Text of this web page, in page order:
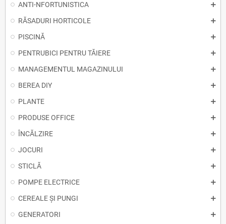
ANTI-NFORTUNISTICA
RĂSADURI HORTICOLE
PISCINĂ
PENTRUBICI PENTRU TĂIERE
MANAGEMENTUL MAGAZINULUI
BEREA DIY
PLANTE
PRODUSE OFFICE
ÎNCĂLZIRE
JOCURI
STICLĂ
POMPE ELECTRICE
CEREALE ȘI PUNGI
GENERATORI